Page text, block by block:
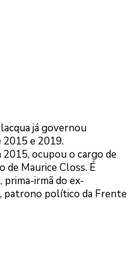
já governou
2015 e 2019.
ocupou o cargo de
de Maurice Closs. É
prima-irmã do ex-
patrono político da Frente